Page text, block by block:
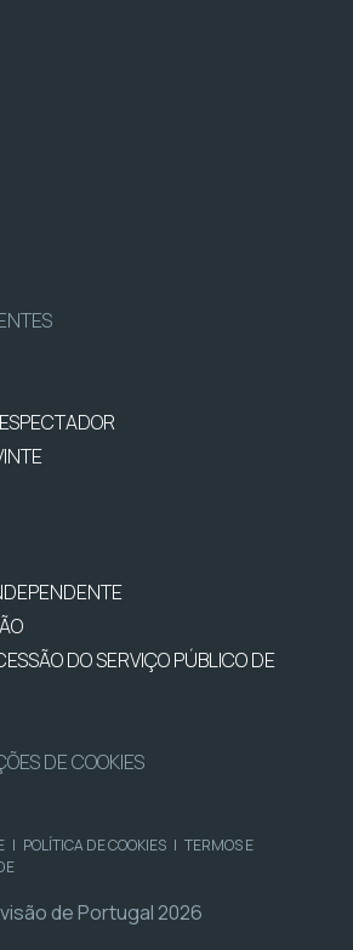
DO SERVIÇO PÚBLICO DE
DE COOKIES
| POLÍTICA DE COOKIES | TERMOS E
de Portugal 2026